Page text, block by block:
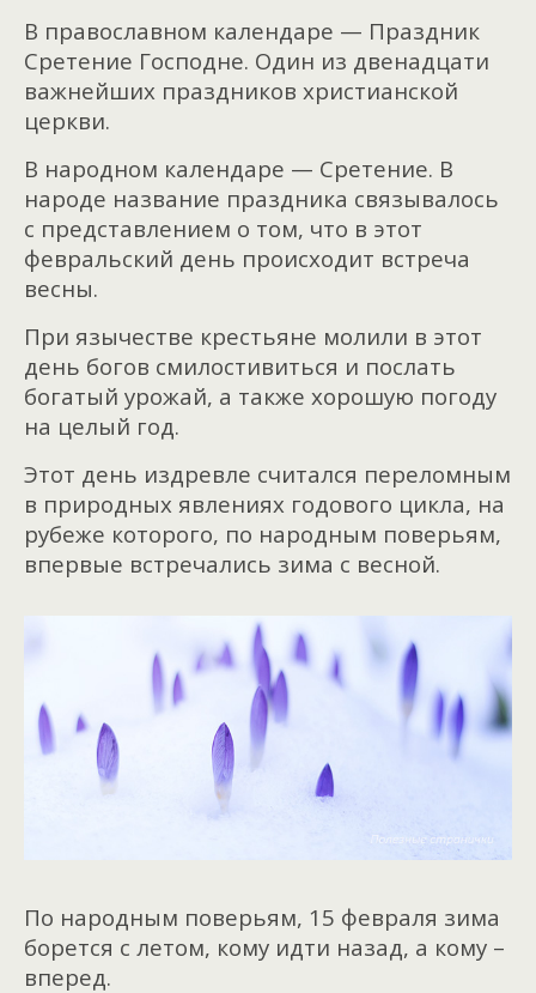
В православном календаре — Праздник
Сретение Господне. Один из двенадцати
важнейших праздников христианской
церкви.
В народном календаре — Сретение. В
народе название праздника связывалось
с представлением о том, что в этот
февральский день происходит встреча
весны.
При язычестве крестьяне молили в этот
день богов смилостивиться и послать
богатый урожай, а также хорошую погоду
на целый год.
Этот день издревле считался переломным
в природных явлениях годового цикла, на
рубеже которого, по народным поверьям,
впервые встречались зима с весной.
По народным поверьям, 15 февраля зима
борется с летом, кому идти назад, а кому –
вперед.